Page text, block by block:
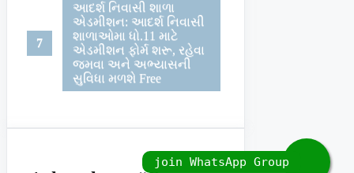
આદર્શ નિવાસી શાળા
એડમીશન: આદર્શ નિવાસી
શાળાઓમા ધો.11 માટે
એડમીશન ફોર્મ શરૂ, રહેવા
જમવા અને અભ્યાસની
સુવિધા મળશે Free